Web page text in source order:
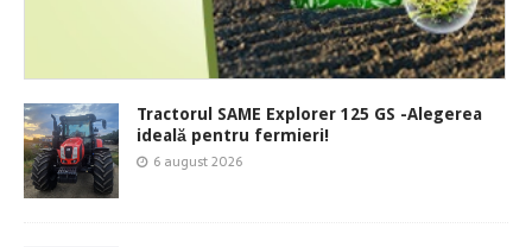
Tractorul SAME Explorer 125 GS -Alegerea
ideală pentru fermieri!
6 august 2026